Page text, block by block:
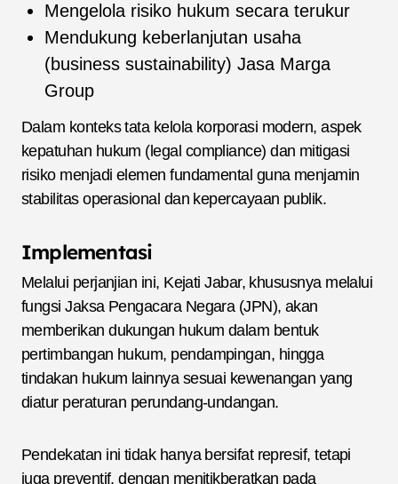
Mengelola risiko hukum secara terukur
Mendukung keberlanjutan usaha
(business sustainability) Jasa Marga
Group
Dalam konteks tata kelola korporasi modern, aspek
kepatuhan hukum (legal compliance) dan mitigasi
risiko menjadi elemen fundamental guna menjamin
stabilitas operasional dan kepercayaan publik.
Implementasi
Melalui perjanjian ini, Kejati Jabar, khususnya melalui
fungsi Jaksa Pengacara Negara (JPN), akan
memberikan dukungan hukum dalam bentuk
pertimbangan hukum, pendampingan, hingga
tindakan hukum lainnya sesuai kewenangan yang
diatur peraturan perundang-undangan.
Pendekatan ini tidak hanya bersifat represif, tetapi
juga preventif, dengan menitikberatkan pada